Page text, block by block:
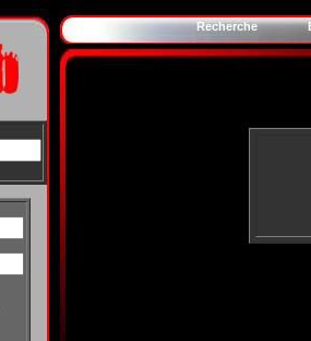
Recherche